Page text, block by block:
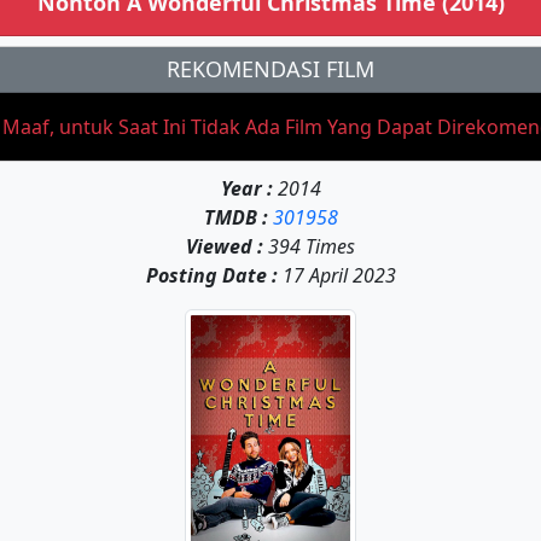
REKOMENDASI FILM
untuk Saat Ini Tidak Ada Film Yang Dapat
Year :2014
TMDB : 301958
Viewed :394 Times
Posting Date :17 April 2023